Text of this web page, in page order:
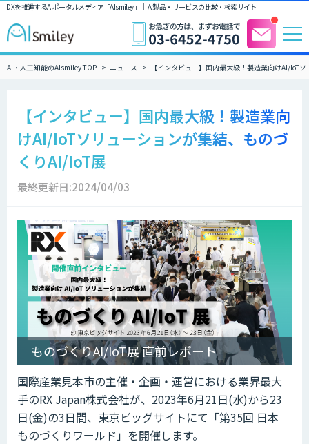
DXを推進するAIポータルメディア「AIsmiley」｜ AI製品・サービスの比較・検索サイト
AI・人工知能のAIsmiley TOP ニュース 【インタビュー】国内最大級！製造業向けAI/IoT
【インタビュー】国内最大級！製造業向
けAI/IoTソリューションが集結、ものづ
くりAI/IoT展
最終更新日:2024/04/03
ものづくりAI/IoT展 直前レポート
国際産業見本市の主催・企画・運営における業界最大
手のRX Japan株式会社が、2023年6月21日(水)から23
日(金)の3日間、東京ビッグサイトにて「第35回 日本
ものづくりワールド」を開催します。